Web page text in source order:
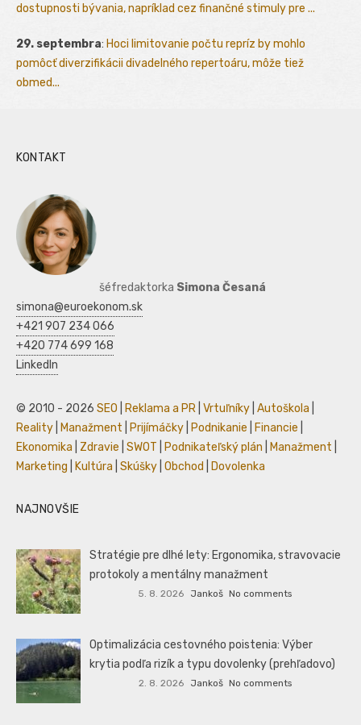
dostupnosti bývania, napríklad cez finančné stimuly pre ...
29. septembra: Hoci limitovanie počtu repríz by mohlo
pomôcť diverzifikácii divadelného repertoáru, môže tiež
obmed...
KONTAKT
šéfredaktorka Simona Česaná
simona@euroekonom.sk
+421 907 234 066
+420 774 699 168
LinkedIn
© 2010 - 2026 SEO Reklama a PR Vrtuľníky Autoškola
Reality
Manažment Prijímáčky Podnikanie Financie
Ekonomika
Zdravie SWOT Podnikateľský plán Manažment
Marketing
Kultúra Skúšky Obchod Dovolenka
NAJNOVŠIE
Stratégie pre dlhé lety: Ergonomika, stravovacie
protokoly a mentálny manažment
5. 8. 2026 Jankoš No comments
Optimalizácia cestovného poistenia: Výber
krytia podľa rizík a typu dovolenky (prehľadovo)
2. 8. 2026 Jankoš No comments